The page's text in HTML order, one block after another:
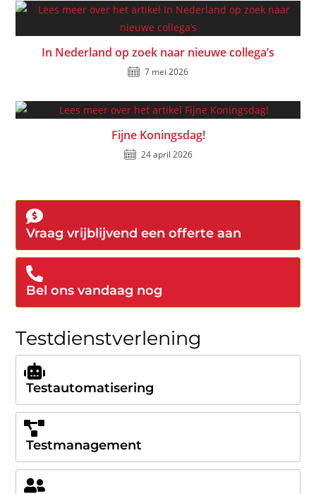
In Nederland op zoek naar nieuwe collega’s
7 mei 2026
Fijne Koningsdag!
24 april 2026
Vraag vrijblijvend een offerte aan
Bel ons vandaag nog
Testdienstverlening
Testautomatisering
Testmanagement